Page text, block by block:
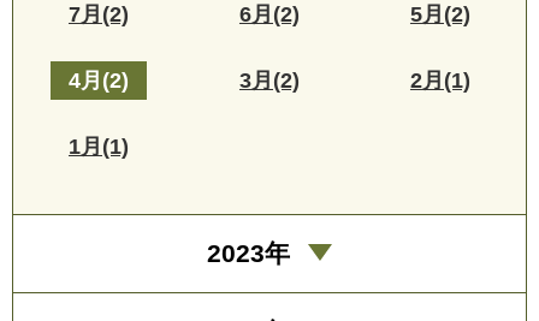
7月(2) 6月(2) 5月(2)
4月(2) 3月(2) 2月(1)
1月(1)
2023年